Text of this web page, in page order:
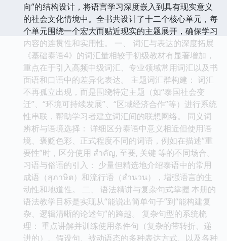
向”的结构设计，将语言学习深度嵌入到具有现实意义
的社会文化情境中。全书共设计了十二个核心单元，每
个单元围绕一个宏大而贴近现实的主题展开，确保学习
内容的连贯性和实用性。 一、 词汇与表达的深度拓展
《基础泰语4》的词汇量相较于初级教材有显著增加，
重点在于引入高频中级词汇、专业领域常用词汇以及书
面语和口语中的差异化表达。 主题词汇群构建： 词汇
不再孤立出现，而是围绕特定主题（如“泰国社会变
迁”、“环境可持续发展”、“区域经济合作”等）进行系统
性串联，帮助学习者建立词汇间的联想网络。 同义词
辨析与语境选择： 详细区分泰语中意义相近但使用语
境、褒贬色彩、正式程度不同的词语，例如在描述“重
要性”时，区分使用 สำคัญ, 至要, 关键 等的不同场合。
习语与俗语的引入： 少量但精选地介绍泰语中的常用
成语（สุภาษิต）和流行语（สำนวน），增强语言的生
动性和地道性。 二、 语法精讲与复杂句式掌握 本册的
语法教学目标是实现从“能说出简单句子”到“能构建复
杂、逻辑清晰的论述句”的跨越。 复杂句型的系统梳
理： 重点讲解并训练使用条件句（复杂的带转折、递
进的）、假设句、被动语态的多种表达方式、以及各种